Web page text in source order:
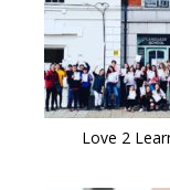
Love 2